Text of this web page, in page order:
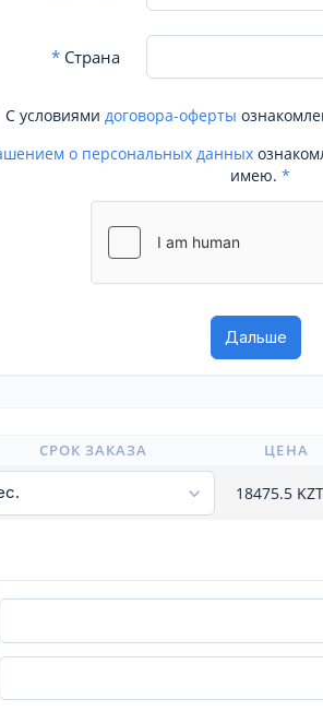
*Страна
С условиями договора-оферты
о персональных данных
имею. *
СРОК ЗАКАЗА ЦЕНА
18475.5 KZT